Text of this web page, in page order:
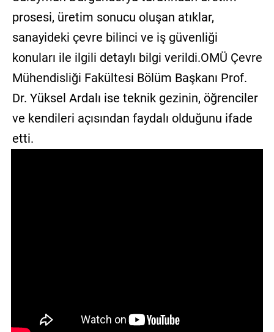
Gizlilik
Sözleşmesi
Kullanıcı
Sözleşmesi
prosesi, üretim sonucu oluşan atıklar,
sanayideki çevre bilinci ve iş güvenliği
konuları ile ilgili detaylı bilgi verildi.OMÜ Çevre
Mühendisliği Fakültesi Bölüm Başkanı Prof.
Dr. Yüksel Ardalı ise teknik gezinin, öğrenciler
ve kendileri açısından faydalı olduğunu ifade
etti.